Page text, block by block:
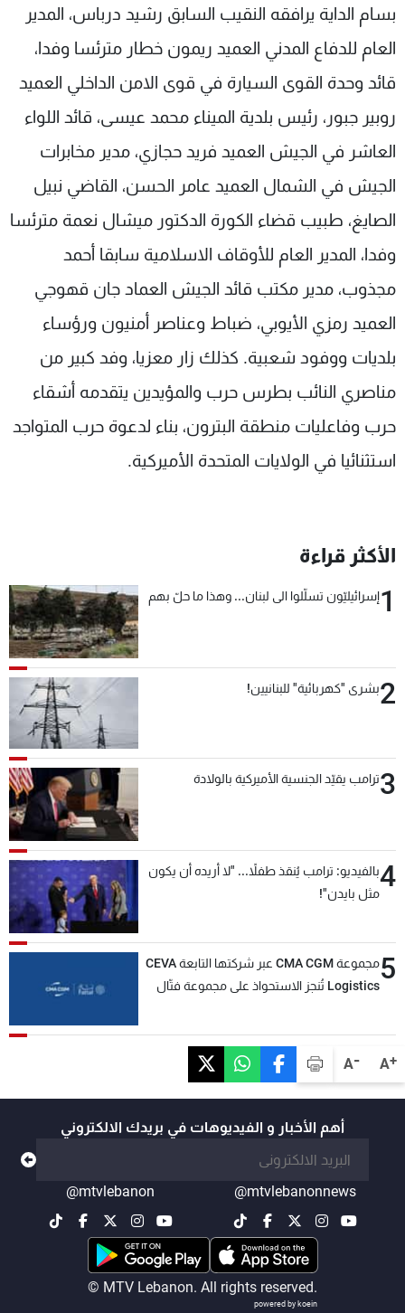
A+
A-
بسام الداية يرافقه النقيب السابق رشيد درباس، المدير
العام للدفاع المدني العميد ريمون خطار مترئسا وفدا،
قائد وحدة القوى السيارة في قوى الامن الداخلي العميد
روبير جبور، رئيس بلدية الميناء محمد عيسى، قائد اللواء
العاشر في الجيش العميد فريد حجازي، مدير مخابرات
الجيش في الشمال العميد عامر الحسن، القاضي نبيل
الصايغ، طبيب قضاء الكورة الدكتور ميشال نعمة مترئسا
وفدا، المدير العام للأوقاف الاسلامية سابقا أحمد
مجذوب، مدير مكتب قائد الجيش العماد جان قهوجي
العميد رمزي الأيوبي، ضباط وعناصر أمنيون ورؤساء
بلديات ووفود شعبية. كذلك زار معزيا، وفد كبير من
مناصري النائب بطرس حرب والمؤيدين يتقدمه أشقاء
حرب وفاعليات منطقة البترون، بناء لدعوة حرب المتواجد
استثنائيا في الولايات المتحدة الأميركية.
الأكثر قراءة
1إسرائيليّون تسلّلوا الى لبنان... وهذا ما حلّ بهم
2بشرى "كهربائية" للبنانيين!
3ترامب يقيّد الجنسية الأميركية بالولادة
4بالفيديو: ترامب يُنقذ طفلاً... "لا أريده أن يكون
مثل بايدن"!
5
مجموعة CMA CGM عبر شركتها التابعة CEVA
Logistics تُنجز الاستحواذ على مجموعة فتّال
أهم الأخبار و الفيديوهات في بريدك الالكتروني
@mtvlebanonnews
@mtvlebanon
© MTV Lebanon. All rights reserved.
powered by koein